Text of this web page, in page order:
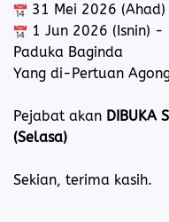
31 Mei 2026
1 Jun 2026 (Isnin) -
Paduka Baginda
Yang di-Pertuan
Pejabat akan DIBUKA
(Selasa)
Sekian, terima kasih.